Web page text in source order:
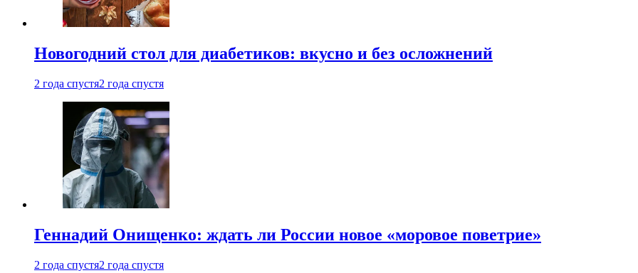
Новогодний стол для диабетиков: вкусно и без осложнений
2 года спустя2 года спустя
Геннадий Онищенко: ждать ли России новое «моровое поветрие»
2 года спустя2 года спустя